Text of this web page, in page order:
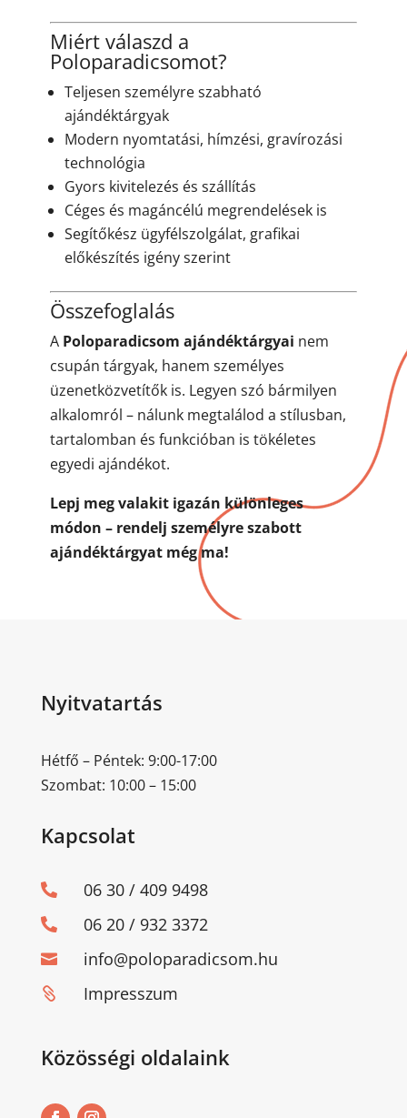
Miért válaszd a
Poloparadicsomot?
Teljesen személyre szabható
ajándéktárgyak
Modern nyomtatási, hímzési, gravírozási
technológia
Gyors kivitelezés és szállítás
Céges és magáncélú megrendelések is
Segítőkész ügyfélszolgálat, grafikai
előkészítés igény szerint
Összefoglalás
A Poloparadicsom ajándéktárgyai nem
csupán tárgyak, hanem személyes
üzenetközvetítők is. Legyen szó bármilyen
alkalomról – nálunk megtalálod a stílusban,
tartalomban és funkcióban is tökéletes
egyedi ajándékot.
Lepj meg valakit igazán különleges
módon – rendelj személyre szabott
ajándéktárgyat még ma!
Nyitvatartás
Hétfő – Péntek: 9:00-17:00
Szombat: 10:00 – 15:00
Kapcsolat
 06 30 / 409 9498
 06 20 / 932 3372
 info@poloparadicsom.hu
 Impresszum
Közösségi oldalaink